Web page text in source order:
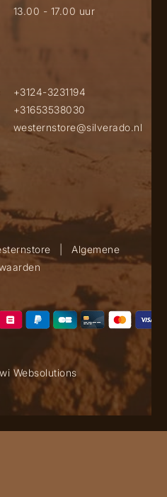
13.00 - 17.00 uur
+3124-3231194
+31653538030
westernstore@silverado.nl
Algemene
Websolutions